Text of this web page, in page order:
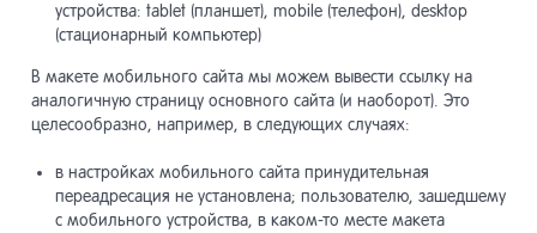
устройства: tablet (планшет), mobile (телефон), desktop
(стационарный компьютер)
В макете мобильного сайта мы можем вывести ссылку на
аналогичную страницу основного сайта (и наоборот). Это
целесообразно, например, в следующих случаях:
в настройках мобильного сайта принудительная
переадресация не установлена; пользователю, зашедшему
с мобильного устройства, в каком-то месте макета